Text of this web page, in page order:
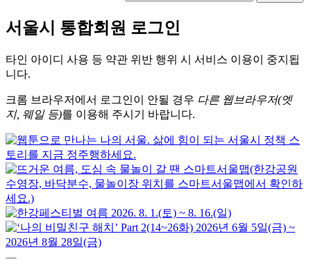
서울시 통합회원 로그인
타인 아이디 사용 등 약관 위반 행위 시 서비스 이용이 중지됩
니다.
크롬 브라우저에서 로그인이 안될 경우 다른 웹브라우저(엣
지, 웨일 등)를 이용해 주시기 바랍니다.